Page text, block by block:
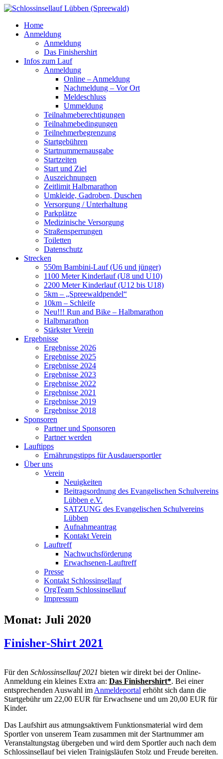
Home
Anmeldung
Anmeldung
Das Finishershirt
Infos zum Lauf
Anmeldung
Online – Anmeldung
Nachmeldung – Vor Ort
Meldeschluss
Ummeldung
Teilnahmeberechtigungen
Teilnahmebedingungen
Teilnehmerbegrenzung
Startgebühren
Startnummernausgabe
Startzeiten
Start und Ziel
Auszeichnungen
Zeitlimit Halbmarathon
Umkleide, Gadroben, Duschen
Versorgung / Unterhaltung
Parkplätze
Medizinische Versorgung
Straßensperrungen
Toiletten
Datenschutz
Strecken
550m Bambini-Lauf (U6 und jünger)
1100 Meter Kinderlauf (U8 und U10)
2200 Meter Kinderlauf (U12 bis U18)
5km – „Spreewaldpendel“
10km – Schleife
Neu!!! Run and Bike – Halbmarathon
Halbmarathon
Stärkster Verein
Ergebnisse
Ergebnisse 2026
Ergebnisse 2025
Ergebnisse 2024
Ergebnisse 2023
Ergebnisse 2022
Ergebnisse 2021
Ergebnisse 2019
Ergebnisse 2018
Sponsoren
Partner und Sponsoren
Partner werden
Lauftipps
Ernährungstipps für Ausdauersportler
Über uns
Verein
Neuigkeiten
Beitragsordnung des Evangelischen Schulvereins
Lübben e.V.
SATZUNG des Evangelischen Schulvereins
Lübben
Aufnahmeantrag
Kontakt Verein
Lauftreff
Nachwuchsförderung
Erwachsenen-Lauftreff
Presse
Kontakt Schlossinsellauf
OrgTeam Schlossinsellauf
Impressum
Monat: Juli 2020
Finisher-Shirt 2021
Für den Schlossinsellauf 2021 bieten wir direkt bei der Online-
Anmeldung ein kleines Extra an: Das Finishershirt*. Bei einer
entsprechenden Auswahl im Anmeldeportal erhöht sich dann die
Startgebühr um 22,00 EUR für Erwachsene und um 20,00 EUR für
Kinder.
Das Laufshirt aus atmungsaktivem Funktionsmaterial wird dem
Sportler von unserem Team zusammen mit der Startnummer am
Veranstaltungstag übergeben und wird dem Sportler auch nach dem
Schlossinsellauf bei vielen Trainigsläufen Stolz und Freude bereiten.